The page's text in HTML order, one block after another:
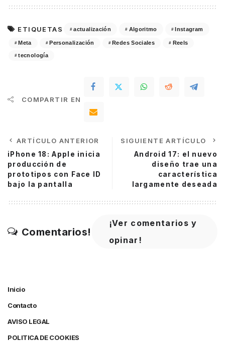
ETIQUETAS actualización Algoritmo Instagram
Meta Personalización Redes Sociales Reels
tecnología
COMPARTIR EN
ARTÍCULO ANTERIOR
iPhone 18: Apple inicia
producción de
prototipos con Face ID
bajo la pantalla
SIGUIENTE ARTÍCULO
Android 17: el nuevo
diseño trae una
característica
largamente deseada
Comentarios!
¡Ver comentarios y
opinar!
Inicio
Contacto
AVISO LEGAL
POLITICA DE COOKIES